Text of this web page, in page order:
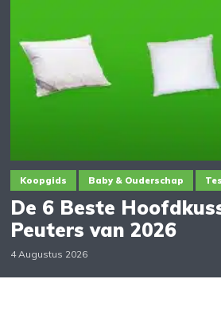
Koopgids Baby & Ouderschap
De 6 Beste
Peuters van 2026
4 Augustus 2026